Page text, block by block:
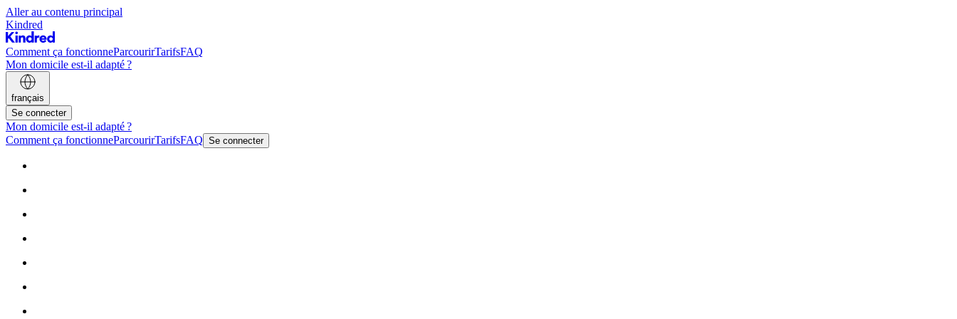
Aller au contenu principal
Kindred
Comment ça fonctionneParcourirTarifsFAQ
Mon domicile est-il adapté ?
français
Se connecter
Mon domicile est-il adapté ?
Comment ça fonctionneParcourirTarifsFAQ Se connecter